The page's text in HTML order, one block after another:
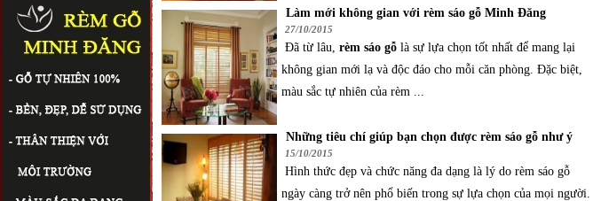
Làm mới không gian với rèm sáo gỗ Minh Đăng
27/10/2015
Đã từ lâu, rèm sáo gỗ là sự lựa chọn tốt nhất để mang lại
không gian mới lạ và độc đáo cho mỗi căn phòng. Đặc biệt,
màu sắc tự nhiên của rèm ...
Những tiêu chí giúp bạn chọn được rèm sáo gỗ như ý
15/10/2015
Hình thức đẹp và chức năng đa dạng là lý do rèm sáo gỗ
ngày càng trở nên phổ biến trong sự lựa chọn của mọi người.